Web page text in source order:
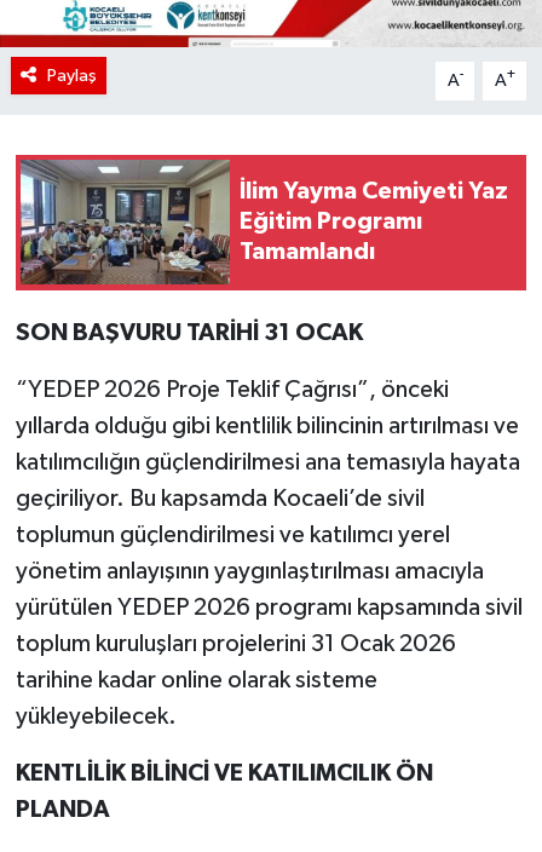
Paylaş A- A+
İlim Yayma Cemiyeti Yaz
Eğitim Programı
Tamamlandı
SON BAŞVURU TARİHİ 31 OCAK
“YEDEP 2026 Proje Teklif Çağrısı”, önceki
yıllarda olduğu gibi kentlilik bilincinin artırılması ve
katılımcılığın güçlendirilmesi ana temasıyla hayata
geçiriliyor. Bu kapsamda Kocaeli’de sivil
toplumun güçlendirilmesi ve katılımcı yerel
yönetim anlayışının yaygınlaştırılması amacıyla
yürütülen YEDEP 2026 programı kapsamında sivil
toplum kuruluşları projelerini 31 Ocak 2026
tarihine kadar online olarak sisteme
yükleyebilecek.
KENTLİLİK BİLİNCİ VE KATILIMCILIK ÖN
PLANDA